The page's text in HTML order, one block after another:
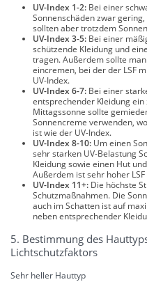
UV-Index 1-2: Bei einer
Sonnenschäden zwar
sollten aber trotzdem
UV-Index 3-5: Bei einer
schützende Kleidung und
tragen. Außerdem sollte
eincremen, bei der der LSF
UV-Index.
UV-Index 6-7: Bei einer
entsprechender Kleidung
Mittagssonne sollte
Sonnencreme verwenden,
ist wie der UV-Index.
UV-Index 8-10: Um einen
sehr starken UV-Belastung
Kleidung sowie einen Hut
Außerdem ist sehr hoher
UV-Index 11+: Die höchste
Schutzmaßnahmen. Die
auch im Schatten ist auf
neben entsprechender
5. Bestimmung des
Lichtschutzfaktors
Sehr heller Hauttyp